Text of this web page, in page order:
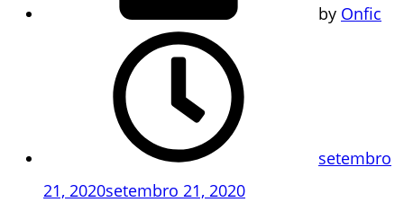
by Onfic
setembro
21, 2020setembro 21, 2020